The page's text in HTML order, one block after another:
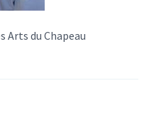
Arts du Chapeau